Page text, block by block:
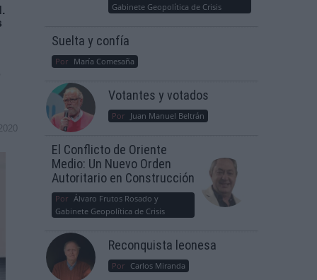
Gabinete Geopolítica de Crisis
Suelta y confía
Por María Comesaña
Votantes y votados
Por Juan Manuel Beltrán
El Conflicto de Oriente
Medio: Un Nuevo Orden
Autoritario en Construcción
Por Álvaro Frutos Rosado y
Gabinete Geopolítica de Crisis
Reconquista leonesa
Por Carlos Miranda